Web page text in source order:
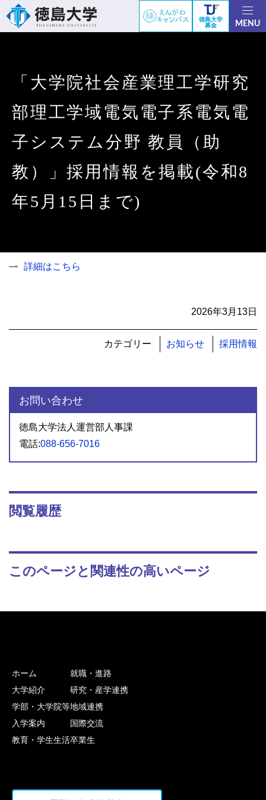
徳島大学
募金
MENU
「大学院社会産業理工学研究
部理工学域電気電子系電気電
子システム分野 教員（助
教）」採用情報を掲載(令和8
年5月15日まで)
詳細はこちら
2026年3月13日
カテゴリー お知らせ 採用情報
お問い合わせ
徳島大学法人運営部人事課
電話:088-656-7016
閲覧履歴
このページと関連性の高いページ
ホーム
大学紹介
学部・大学院等
入学案内
教育・学生生活
就職・進路
研究・産学連携
地域連携
国際交流
卒業生